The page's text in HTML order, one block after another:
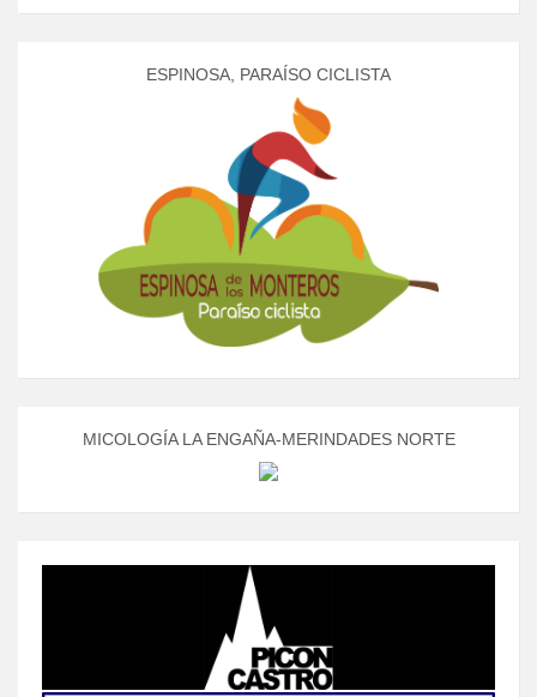
ESPINOSA, PARAÍSO CICLISTA
MICOLOGÍA LA ENGAÑA-MERINDADES NORTE